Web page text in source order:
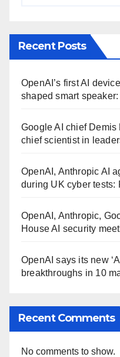
Recent Posts
OpenAI’s first AI
shaped smart
Google AI chief
chief scientist in
OpenAI, Anthropic AI
during UK cyber tests:
OpenAI, Anthropic,
House AI security
OpenAI says its new
breakthroughs in 10
Recent Comments
No comments to show.